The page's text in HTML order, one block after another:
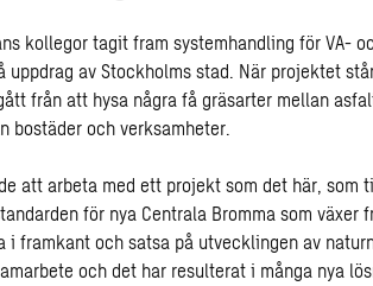
kollegor tagit fram systemhandling för VA-
uppdrag av Stockholms stad. När projektet
från att hysa några få gräsarter mellan
bostäder och verksamheter.
att arbeta med ett projekt som det här, som
för nya Centrala Bromma som
i framkant och satsa på utvecklingen av
och det har resulterat i många nya